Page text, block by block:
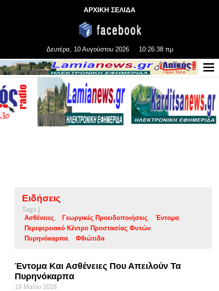
ΑΡΧΙΚΗ ΣΕΛΙΔΑ
Δευτέρα, 10 Αυγούστου 2026 10:26:39 πμ
Ειδήσεις
Tags |
Ασθένειες
Γεωργικές Προειδοποιήσεις
Έντομα
Περιφερειακό Κέντρο Προστασίας Φυτών
Πυρηνόκαρπα
Φθιώτιδα
Έντομα Και Ασθένειες Που Απειλούν Τα
Πυρηνόκαρπα
19 Μαΐου 2018